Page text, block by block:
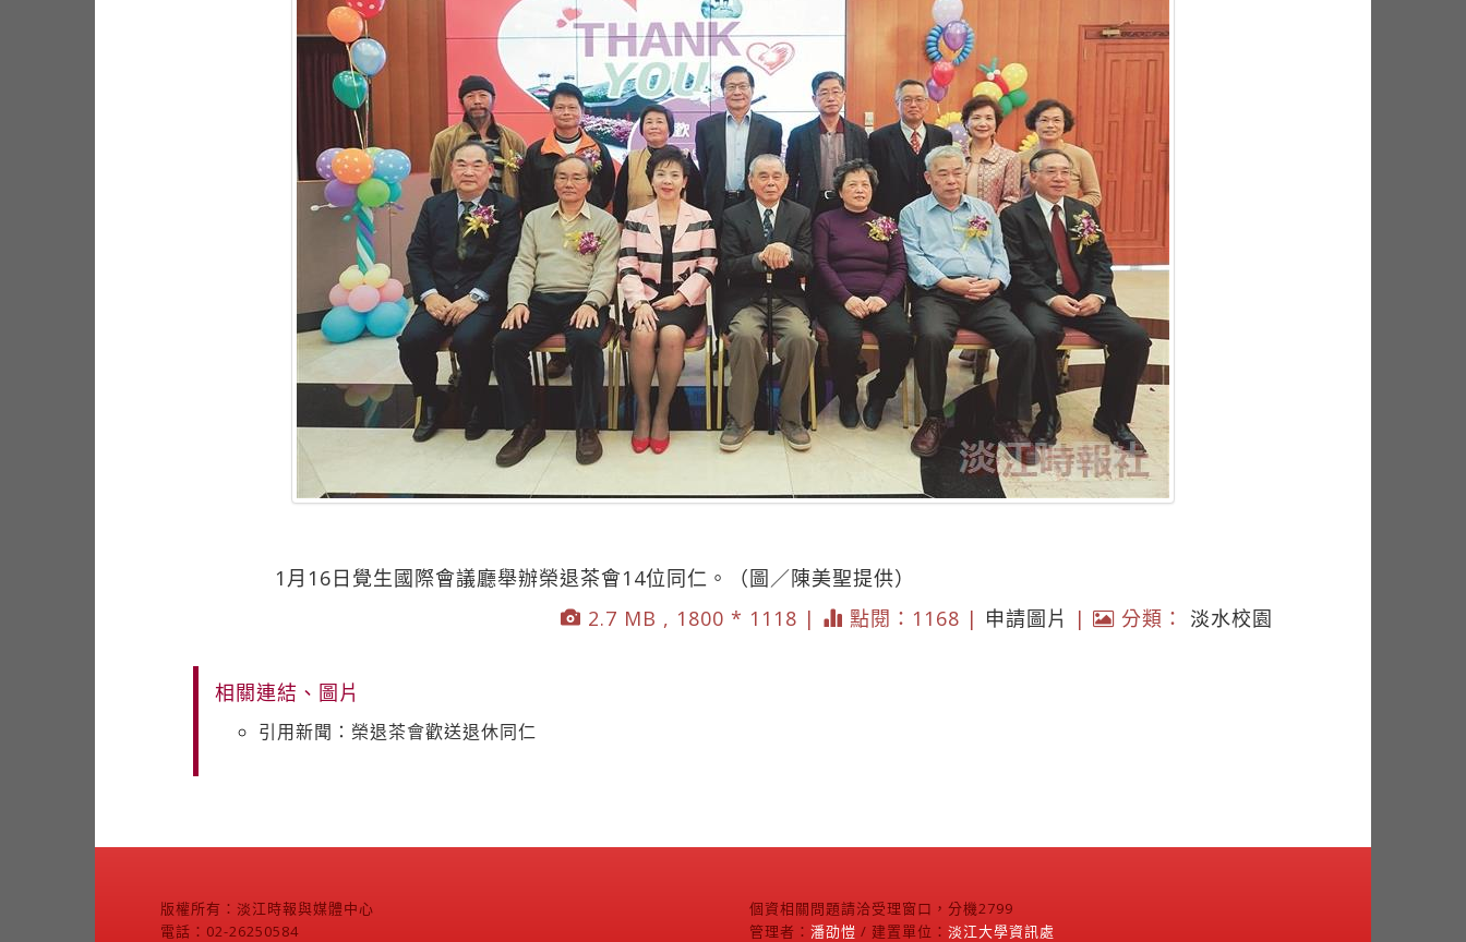
1月16日覺生國際會議廳舉辦榮退茶會14位同仁。（圖／陳美聖提供）
2.7 MB , 1800 * 1118 |
點閱：1168 | 申請圖片 | 分類： 淡水校園
相關連結、圖片
引用新聞：榮退茶會歡送退休同仁
版權所有：淡江時報與媒體中心
電話：02-26250584
個資相關問題請洽受理窗口，分機2799
管理者： 潘劭愷 / 建置單位： 淡江大學資訊處